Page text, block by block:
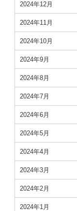
2024年12月
2024年11月
2024年10月
2024年9月
2024年8月
2024年7月
2024年6月
2024年5月
2024年4月
2024年3月
2024年2月
2024年1月